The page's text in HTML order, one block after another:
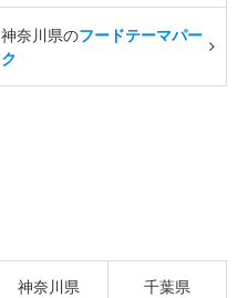
神奈川県のフードテーマパー
ク
神奈川県 千葉県